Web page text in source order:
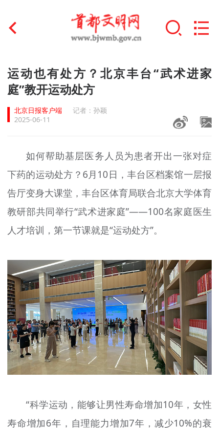
首页
文明创建
文明实践
未成年人思想道德建设
榜样人物
+
身边好人
文明评论
宣传思想文化人才
专题
资料库
+
运动也有处方？北京丰台“武术进家
庭”教开运动处方
北京日报客户端
记者：孙颖
2025-06-11
如何帮助基层医务人员为患者开出一张对症
下药的运动处方？6月10日，丰台区档案馆一层报
告厅变身大课堂，丰台区体育局联合北京大学体育
教研部共同举行“武术进家庭”——100名家庭医生
人才培训，第一节课就是“运动处方”。
“科学运动，能够让男性寿命增加10年，女性
寿命增加6年，自理能力增加7年，减少10%的衰